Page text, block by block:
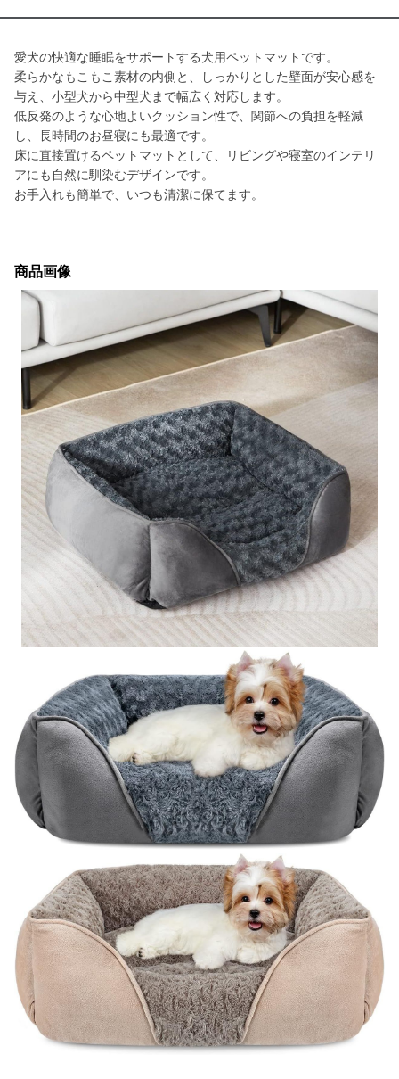
愛犬の快適な睡眠をサポートする犬用ペットマットです。
柔らかなもこもこ素材の内側と、しっかりとした壁面が安心感を
与え、小型犬から中型犬まで幅広く対応します。
低反発のような心地よいクッション性で、関節への負担を軽減
し、長時間のお昼寝にも最適です。
床に直接置けるペットマットとして、リビングや寝室のインテリ
アにも自然に馴染むデザインです。
お手入れも簡単で、いつも清潔に保てます。
商品画像